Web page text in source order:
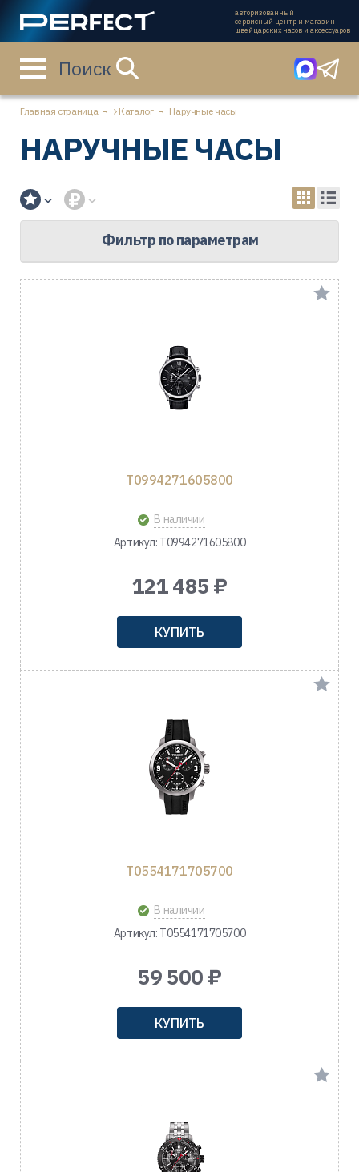
авторизованный
сервисный центр и магазин
швейцарских часов и аксессуаров
Поиск
Главная страница Каталог Наручные часы
НАРУЧНЫЕ ЧАСЫ
Фильтр по параметрам
T0994271605800
В наличии
Артикул: T0994271605800
121 485 ₽
КУПИТЬ
T0554171705700
В наличии
Артикул: T0554171705700
59 500 ₽
КУПИТЬ